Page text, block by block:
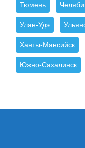
Тюмень
Улан-Удэ
Ханты-Мансийск
Южно-Сахалинск